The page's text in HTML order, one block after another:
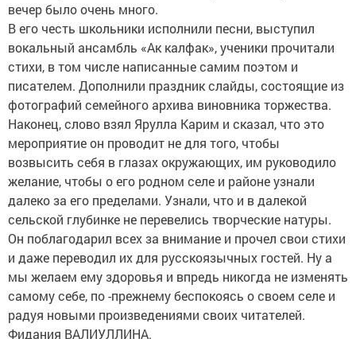
вечер было очень много.
В его честь школьники исполнили песни, выступил
вокальный ансамбль «Ак калфак», ученики прочитали
стихи, в том числе написанные самим поэтом и
писателем. Дополнили праздник слайды, состоящие из
фотографий семейного архива виновника торжества.
Наконец, слово взял Ярулла Карим и сказал, что это
мероприятие он проводит не для того, чтобы
возвысить себя в глазах окружающих, им руководило
желание, чтобы о его родном селе и районе узнали
далеко за его пределами. Узнали, что и в далекой
сельской глубинке не перевелись творческие натуры.
Он поблагодарил всех за внимание и прочел свои стихи
и даже переводил их для русскоязычных гостей. Ну а
мы желаем ему здоровья и впредь никогда не изменять
самому себе, по -прежнему беспокоясь о своем селе и
радуя новыми произведениями своих читателей.
Фидания ВАЛИУЛЛИНА.